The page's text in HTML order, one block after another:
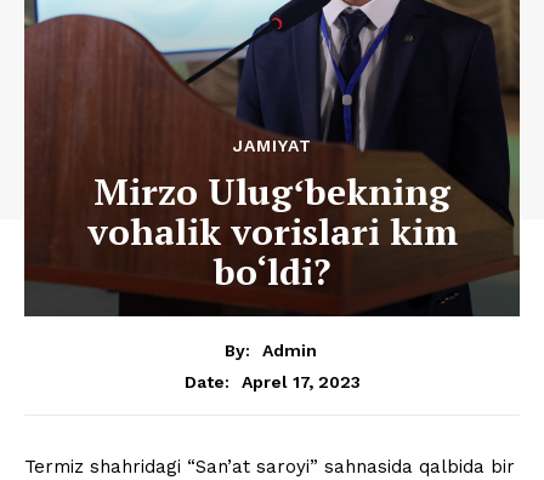
JAMIYAT
Mirzo Ulugʻbekning
vohalik vorislari kim
bo‘ldi?
By:
Admin
Date:
Aprel 17, 2023
Termiz shahridagi “San’at saroyi” sahnasida qalbida bir